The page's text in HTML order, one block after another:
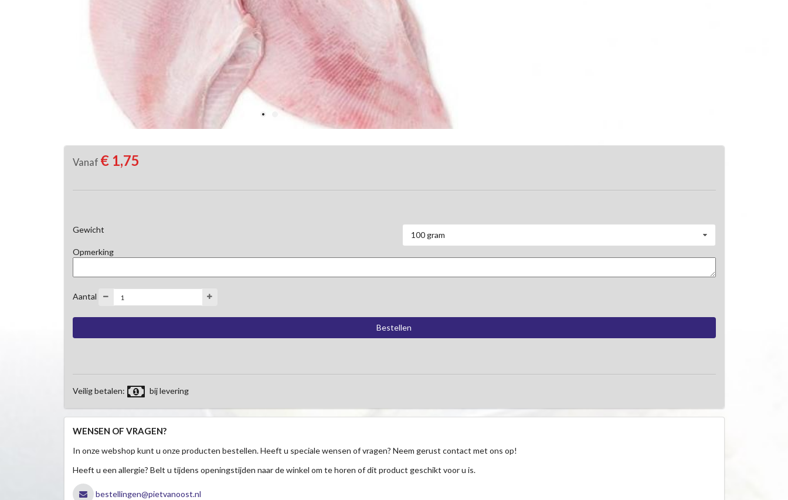
Vanaf € 1,75
Gewicht
100 gram
Opmerking
Aantal
Veilig betalen: bij levering
WENSEN OF VRAGEN?
In onze webshop kunt u onze producten bestellen. Heeft u speciale wensen of vragen? Neem gerust contact met ons op!
Heeft u een allergie? Belt u tijdens openingstijden naar de winkel om te horen of dit product geschikt voor u is.
bestellingen@pietvanoost.nl